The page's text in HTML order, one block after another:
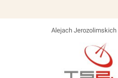
Alejach Jerozolimskich